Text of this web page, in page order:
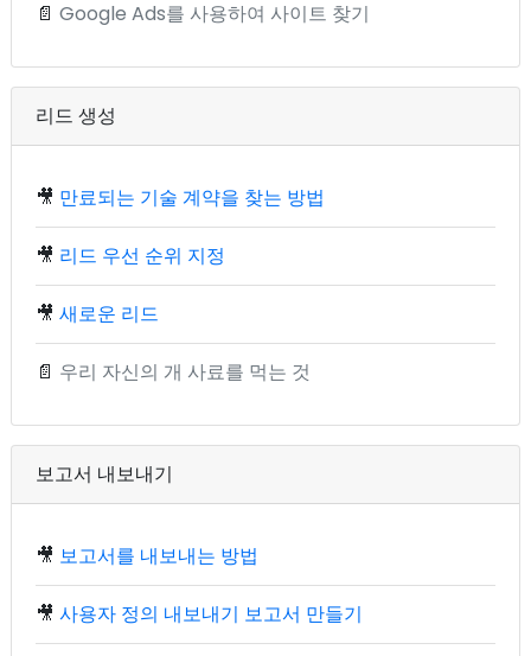
📄 Google Ads를 사용하여 사이트 찾기
리드 생성
🎥 만료되는 기술 계약을 찾는 방법
🎥 리드 우선 순위 지정
🎥 새로운 리드
📄 우리 자신의 개 사료를 먹는 것
보고서 내보내기
🎥 보고서를 내보내는 방법
🎥 사용자 정의 내보내기 보고서 만들기